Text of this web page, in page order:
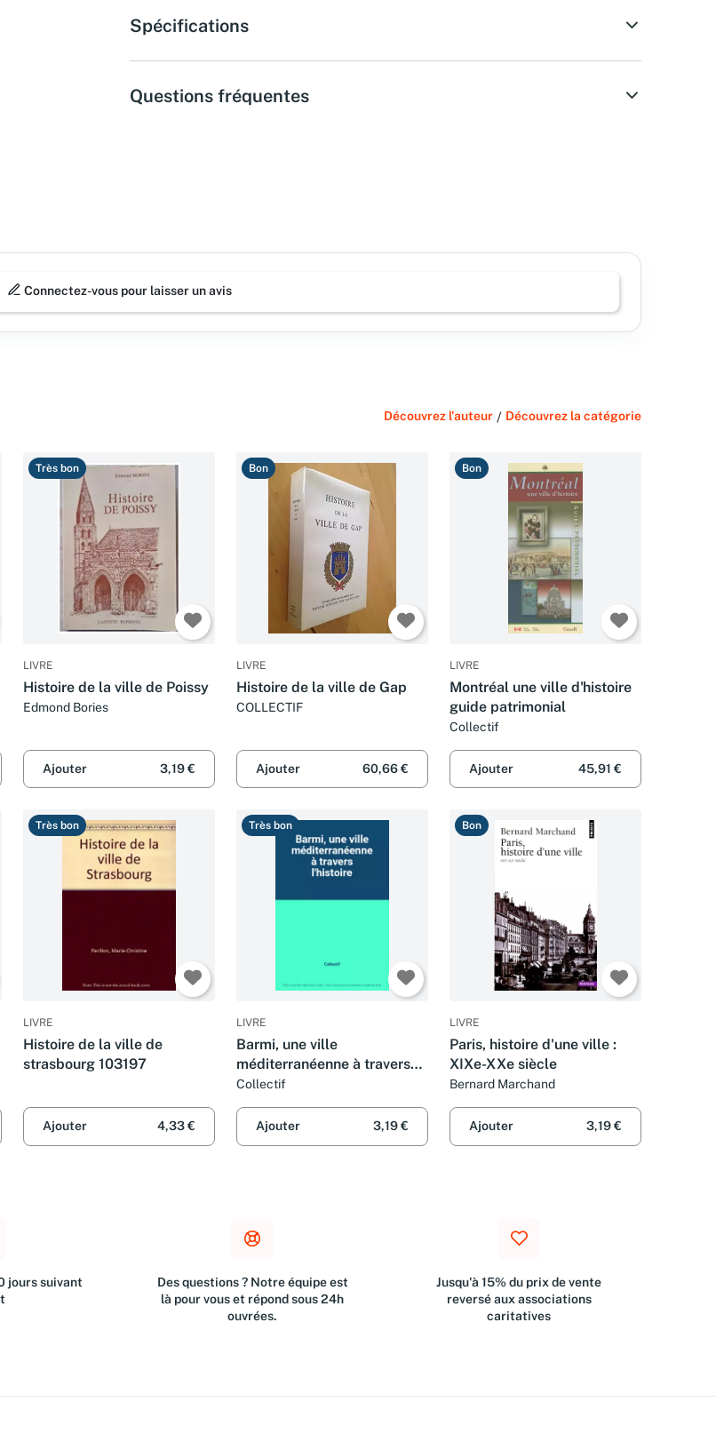
Spécifications
Questions fréquentes
Connectez-vous pour laisser un avis
Découvrez l'auteur / Découvrez la catégorie
Très bon
LIVRE
Histoire de la ville de Poissy
Edmond Bories
Ajouter 3,19 €
Bon
LIVRE
Histoire de la ville de Gap
COLLECTIF
Ajouter 60,66 €
Bon
LIVRE
Montréal une ville d'histoire
guide patrimonial
Collectif
Ajouter 45,91 €
Très bon
LIVRE
Histoire de la ville de
strasbourg 103197
Ajouter 4,33 €
Très bon
LIVRE
Barmi, une ville
méditerranéenne à travers
l'histoire
Collectif
Ajouter 3,19 €
Bon
LIVRE
Paris, histoire d'une ville :
XIXe-XXe siècle
Bernard Marchand
Ajouter 3,19 €
jours suivant
Des questions ? Notre équipe est
là pour vous et répond sous 24h
ouvrées.
Jusqu'à 15% du prix de vente
reversé aux associations
caritatives